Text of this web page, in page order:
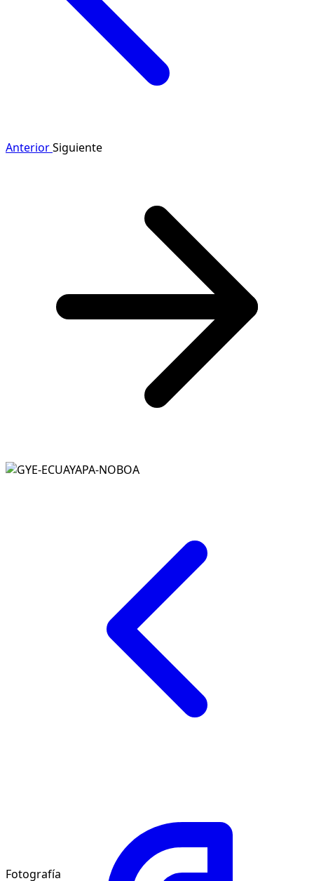
AnteriorSiguiente
Fotografía